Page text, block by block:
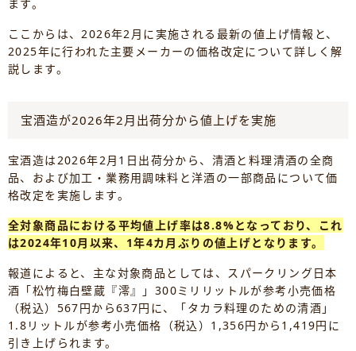
ます。
ここからは、2026年2月に実施される最新の値上げ情報と、
2025年に行われた主要メーカーの価格改定について詳しく解
説します。
宝酒造が2026年2月出荷分から値上げを実施
宝酒造は2026年2月1日出荷分から、清酒と料理清酒の全商
品、および加工・業務用調味料と洋酒の一部商品について価
格改定を実施します。
全対象商品における平均値上げ率は8.8%となっており、これ
は2024年10月以来、1年4カ月ぶりの値上げとなります。
報道によると、主な対象商品としては、スパークリング日本
酒「松竹梅白壁蔵『澪』」300ミリリットルが参考小売価格
（税込）567円から637円に、「タカラ料理のための清酒」
1.8リットルが参考小売価格（税込）1,356円から1,419円に
引き上げられます。